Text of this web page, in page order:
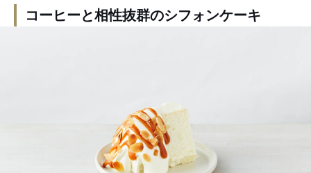
コーヒーと相性抜群のシフォンケーキ